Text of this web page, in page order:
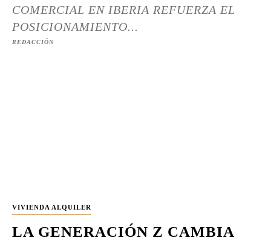
COMERCIAL EN IBERIA REFUERZA EL
POSICIONAMIENTO...
REDACCIÓN
VIVIENDA ALQUILER
LA GENERACIÓN Z CAMBIA